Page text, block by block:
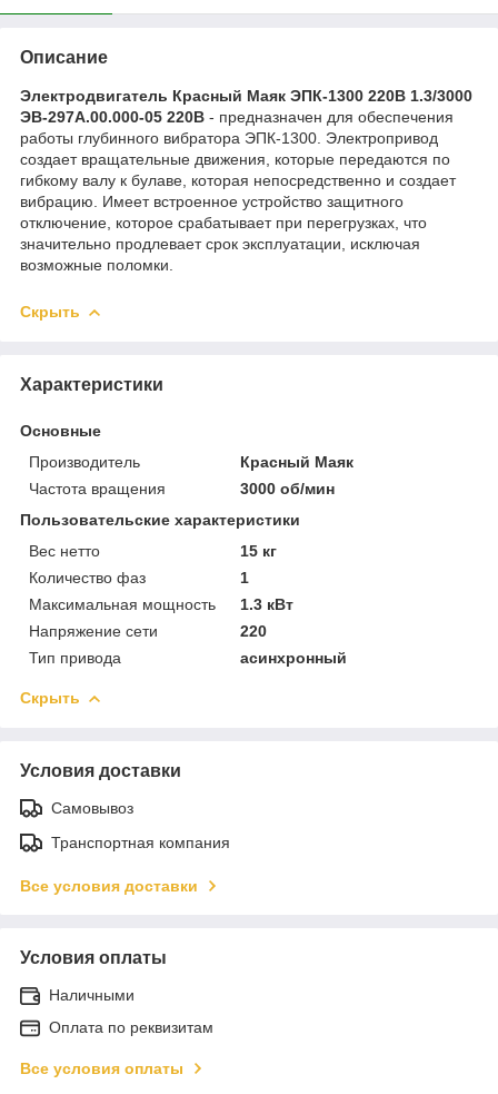
Описание
Электродвигатель Красный Маяк ЭПК-1300 220В 1.3/3000
ЭВ-297А.00.000-05 220В - предназначен для обеспечения
работы глубинного вибратора ЭПК-1300. Электропривод
создает вращательные движения, которые передаются по
гибкому валу к булаве, которая непосредственно и создает
вибрацию. Имеет встроенное устройство защитного
отключение, которое срабатывает при перегрузках, что
значительно продлевает срок эксплуатации, исключая
возможные поломки.
Скрыть
Характеристики
Основные
Производитель
Красный Маяк
Частота вращения
3000 об/мин
Пользовательские характеристики
Вес нетто
15 кг
Количество фаз
1
Максимальная мощность
1.3 кВт
Напряжение сети
220
Тип привода
асинхронный
Скрыть
Условия доставки
Самовывоз
Транспортная компания
Все условия доставки
Условия оплаты
Наличными
Оплата по реквизитам
Все условия оплаты